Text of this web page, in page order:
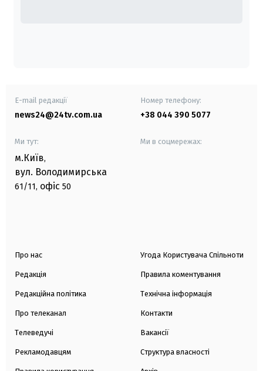
E-mail редакції
news24@24tv.com.ua
Номер телефону:
+38 044 390 5077
Ми тут:
м.Київ,
вул. Володимирська
61/11, офіс 50
Ми в соцмережах:
Про нас
Редакція
Редакційна політика
Про телеканал
Телеведучі
Рекламодавцям
Угода Користувача Спільноти
Правила коментування
Технічна інформація
Контакти
Вакансії
Структура власності